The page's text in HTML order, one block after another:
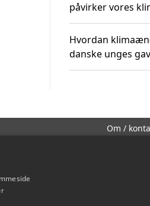
påvirker vores
Hvordan
danske unges
Om /